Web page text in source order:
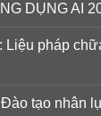
DỤNG AI
Liệu pháp
tạo nhân